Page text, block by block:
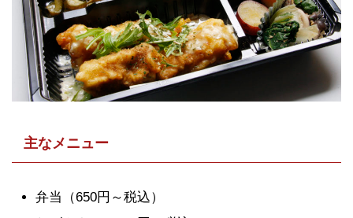
主なメニュー
弁当（650円～税込）